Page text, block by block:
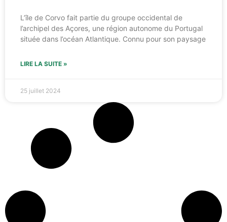
L’île de Corvo fait partie du groupe occidental de
l’archipel des Açores, une région autonome du Portugal
située dans l’océan Atlantique. Connu pour son paysage
LIRE LA SUITE »
25 juillet 2024